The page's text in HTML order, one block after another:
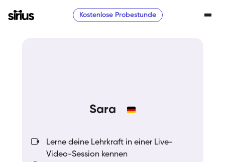
Kostenlose Probestunde
Sara
Lerne deine Lehrkraft in einer Live-
Video-Session kennen